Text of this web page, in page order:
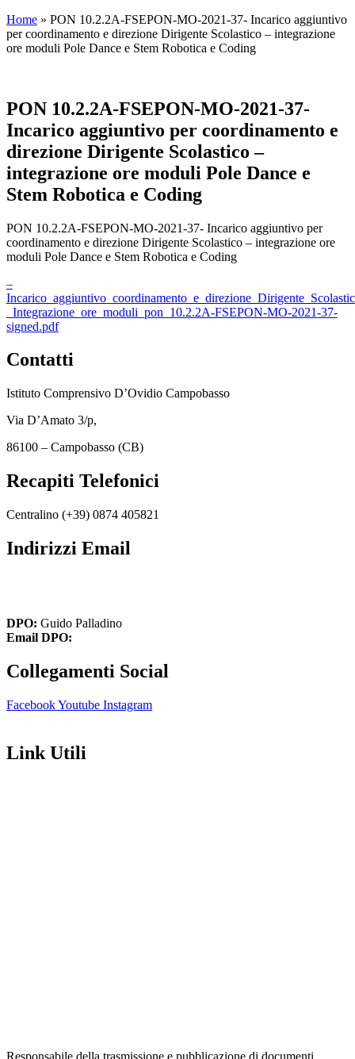
Home » PON 10.2.2A-FSEPON-MO-2021-37- Incarico aggiuntivo
per coordinamento e direzione Dirigente Scolastico – integrazione
ore moduli Pole Dance e Stem Robotica e Coding
PON 10.2.2A-FSEPON-MO-2021-37-
Incarico aggiuntivo per coordinamento e
direzione Dirigente Scolastico –
integrazione ore moduli Pole Dance e
Stem Robotica e Coding
PON 10.2.2A-FSEPON-MO-2021-37- Incarico aggiuntivo per
coordinamento e direzione Dirigente Scolastico – integrazione ore
moduli Pole Dance e Stem Robotica e Coding
–
_Integrazione_ore_moduli_pon_10.2.2A-FSEPON-MO-2021-37-
signed.pdf
Contatti
Istituto Comprensivo D’Ovidio Campobasso
Via D’Amato 3/p,
86100 – Campobasso (CB)
Recapiti Telefonici
Centralino (+39) 0874 405821
Indirizzi Email
DPO: Guido Palladino
Email DPO:
Collegamenti Social
FacebookYoutube Instagram
Link Utili
Responsabile della trasmissione e pubblicazione di documenti